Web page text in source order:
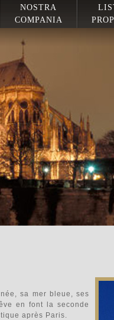
NOSTRA
COMPANIA
sa mer bleue, ses
en font la seconde
après Paris.